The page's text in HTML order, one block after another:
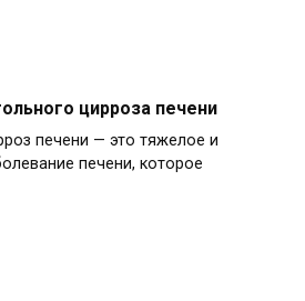
цирроза печени
печени — это тяжелое и
печени, которое